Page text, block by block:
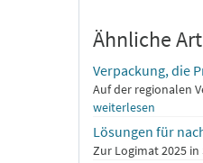
Ähnliche
Verpackung, die
Auf der regionalen
weiterlesen
Lösungen für
Zur Logimat 2025